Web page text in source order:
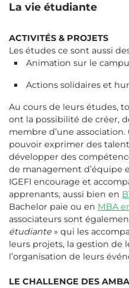
La vie étudiante
ACTIVITÉS & PROJETS
Les études ce sont aussi
Animation sur le
Actions solidaires et
Au cours de leurs études,
ont la possibilité de créer,
membre d’une
pouvoir exprimer des
développer des
de management d’équipe
IGEFI encourage et
apprenants, aussi bien en
Bachelor paie ou en MBA
associateurs sont
étudiante » qui les
leurs projets, la gestion de
l’organisation de leurs
LE CHALLENGE DES